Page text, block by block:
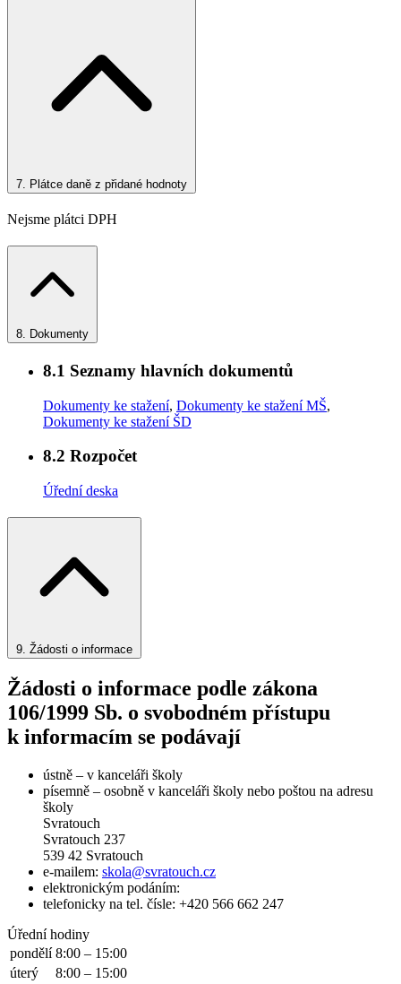
7. Plátce daně z přidané hodnoty
Nejsme plátci DPH
8. Dokumenty
8.1 Seznamy hlavních dokumentů
Dokumenty ke stažení, Dokumenty ke stažení MŠ,
Dokumenty ke stažení ŠD
8.2 Rozpočet
Úřední deska
9. Žádosti o informace
Žádosti o informace podle zákona
106/1999 Sb. o svobodném přístupu
k informacím se podávají
ústně – v kanceláři školy
písemně – osobně v kanceláři školy nebo poštou na adresu
školy
Svratouch
Svratouch 237
539 42 Svratouch
e-mailem: skola@svratouch.cz
elektronickým podáním:
telefonicky na tel. čísle: +420 566 662 247
Úřední hodiny
pondělí 8:00 – 15:00
úterý
8:00 – 15:00